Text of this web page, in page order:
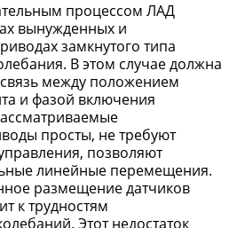
процессом ЛАД
вынужденных и
замкнутого типа
В этом случае должна
между положением
и фазой включения
просты, не требуют
позволяют
линейные перемещения.
размещение датчиков
к трудностям
Этот недостаток